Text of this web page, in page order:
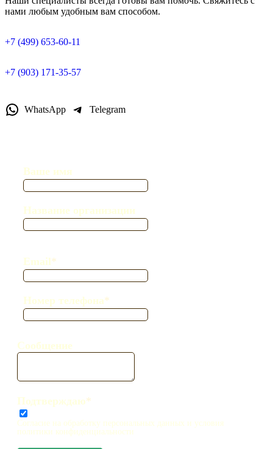
нами любым удобным вам способом.
+7 (499) 653-60-11
+7 (903) 171-35-57
WhatsApp Telegram
Ваше имя
Название организации
Email*
Номер телефона*
Сообщение
Подтверждаю*
Согласие на обработку персональных данных и условия
политики конфиденциальности